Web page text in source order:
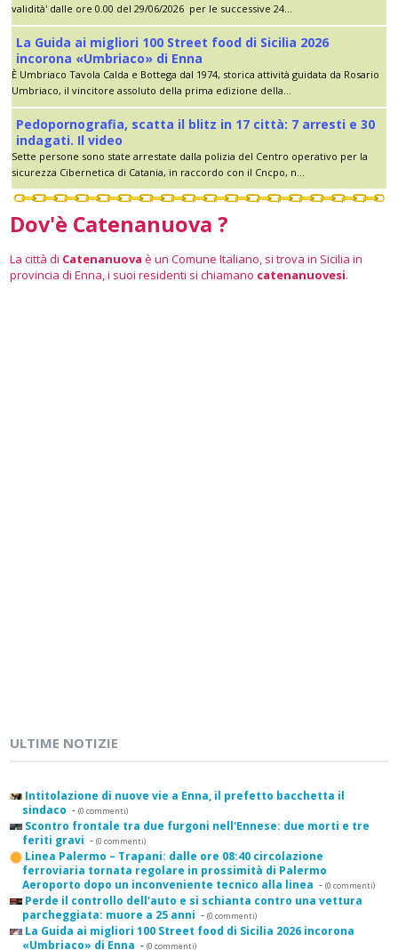
validità' dalle ore 0.00 del 29/06/2026 per le successive 24...
La Guida ai migliori 100 Street food di Sicilia 2026
incorona «Umbriaco» di Enna
È Umbriaco Tavola Calda e Bottega dal 1974, storica attività guidata da Rosario
Umbriaco, il vincitore assoluto della prima edizione della...
Pedopornografia, scatta il blitz in 17 città: 7 arresti e 30
indagati. Il video
Sette persone sono state arrestate dalla polizia del Centro operativo per la
sicurezza Cibernetica di Catania, in raccordo con il Cncpo, n...
Dov'è Catenanuova ?
La città di Catenanuova è un Comune Italiano, si trova in Sicilia in
provincia di Enna, i suoi residenti si chiamano catenanuovesi.
ULTIME NOTIZIE
Intitolazione di nuove vie a Enna, il prefetto bacchetta il
sindaco - (0 commenti)
Scontro frontale tra due furgoni nell'Ennese: due morti e tre
feriti gravi - (0 commenti)
Linea Palermo – Trapani: dalle ore 08:40 circolazione
ferroviaria tornata regolare in prossimità di Palermo
Aeroporto dopo un inconveniente tecnico alla linea - (0 commenti)
Perde il controllo dell'auto e si schianta contro una vettura
parcheggiata: muore a 25 anni - (0 commenti)
La Guida ai migliori 100 Street food di Sicilia 2026 incorona
«Umbriaco» di Enna - (0 commenti)